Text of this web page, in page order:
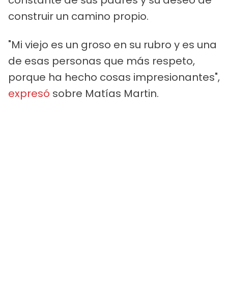
construir un camino propio.
"Mi viejo es un groso en su rubro y es una
de esas personas que más respeto,
porque ha hecho cosas impresionantes",
expresó sobre Matías Martin.